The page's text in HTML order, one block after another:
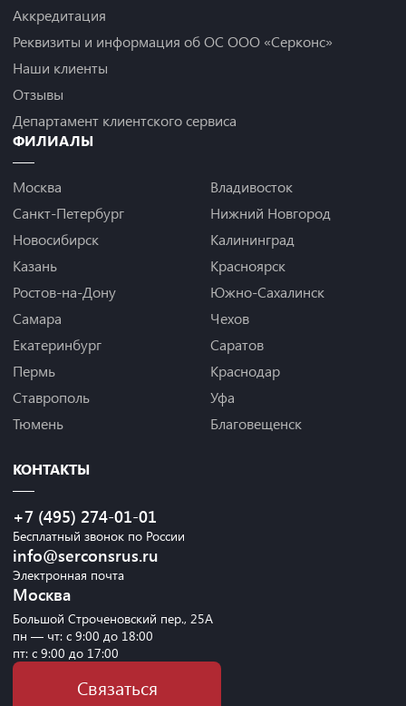
Аккредитация
Реквизиты и информация об ОС ООО «Серконс»
Наши клиенты
Отзывы
Департамент клиентского сервиса
ФИЛИАЛЫ
Москва
Санкт-Петербург
Новосибирск
Казань
Ростов-на-Дону
Самара
Екатеринбург
Пермь
Ставрополь
Тюмень
Владивосток
Нижний Новгород
Калининград
Красноярск
Южно-Сахалинск
Чехов
Саратов
Краснодар
Уфа
Благовещенск
КОНТАКТЫ
+7 (495) 274-01-01
Бесплатный звонок по России
info@serconsrus.ru
Электронная почта
Москва
Большой Строченовский пер., 25А
пн — чт: с 9:00 до 18:00
пт: с 9:00 до 17:00
Связаться